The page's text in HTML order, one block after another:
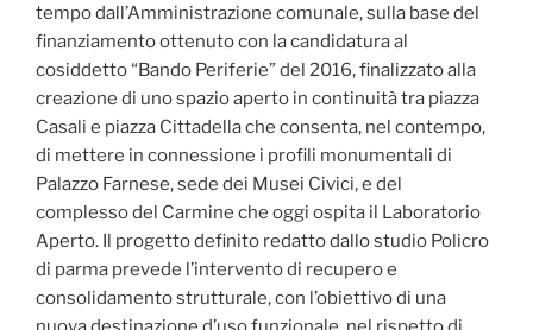
tempo dall’Amministrazione comunale, sulla base del
finanziamento ottenuto con la candidatura al
cosiddetto “Bando Periferie” del 2016, finalizzato alla
creazione di uno spazio aperto in continuità tra piazza
Casali e piazza Cittadella che consenta, nel contempo,
di mettere in connessione i profili monumentali di
Palazzo Farnese, sede dei Musei Civici, e del
complesso del Carmine che oggi ospita il Laboratorio
Aperto. Il progetto definito redatto dallo studio Policro
di parma prevede l’intervento di recupero e
consolidamento strutturale, con l’obiettivo di una